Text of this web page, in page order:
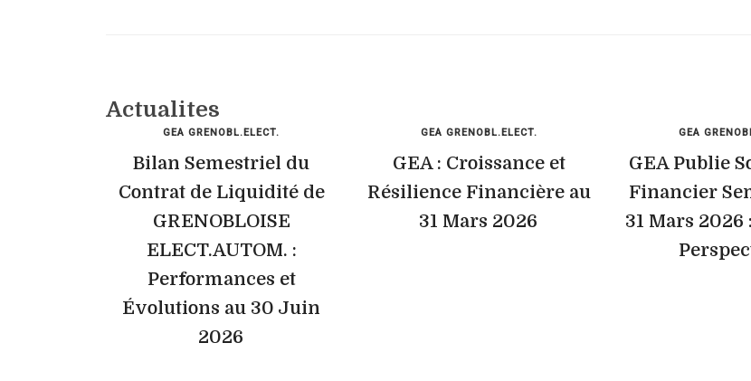
Actualites
GEA GRENOBL.ELECT.
Bilan Semestriel du
Contrat de Liquidité de
GRENOBLOISE
ELECT.AUTOM. :
Performances et
Évolutions au 30 Juin
2026
GEA GRENOBL.ELECT.
GEA : Croissance et
Résilience Financière au
31 Mars 2026
GEA
GEA Publie
Financier
31 Mars 2026